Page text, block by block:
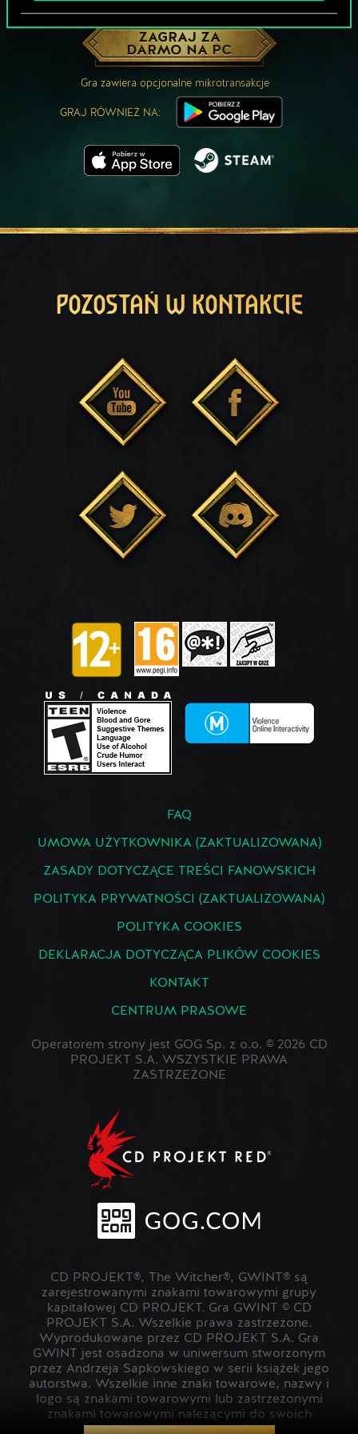
ZAGRAJ ZA
DARMO NA PC
Gra zawiera opcjonalne mikrotransakcje
GRAJ RÓWNIEŻ NA:
POZOSTAŃ W KONTAKCIE
FAQ
UMOWA UŻYTKOWNIKA (ZAKTUALIZOWANA)
ZASADY DOTYCZĄCE TREŚCI FANOWSKICH
POLITYKA PRYWATNOŚCI (ZAKTUALIZOWANA)
POLITYKA COOKIES
DEKLARACJA DOTYCZĄCA PLIKÓW COOKIES
KONTAKT
CENTRUM PRASOWE
Operatorem strony jest GOG Sp. z o.o. © 2026 CD
PROJEKT S.A. WSZYSTKIE PRAWA
ZASTRZEŻONE
CD PROJEKT®, The Witcher®, GWINT® są
zarejestrowanymi znakami towarowymi grupy
kapitałowej CD PROJEKT. Gra GWINT © CD
PROJEKT S.A. Wszelkie prawa zastrzeżone.
Wyprodukowane przez CD PROJEKT S.A. Gra
GWINT jest osadzona w uniwersum stworzonym
przez Andrzeja Sapkowskiego w serii książek jego
autorstwa. Wszelkie inne znaki towarowe, nazwy i
logo są znakami towarowymi lub zastrzeżonymi
znakami towarowymi należącymi do swoich
prawowitych właścicieli.